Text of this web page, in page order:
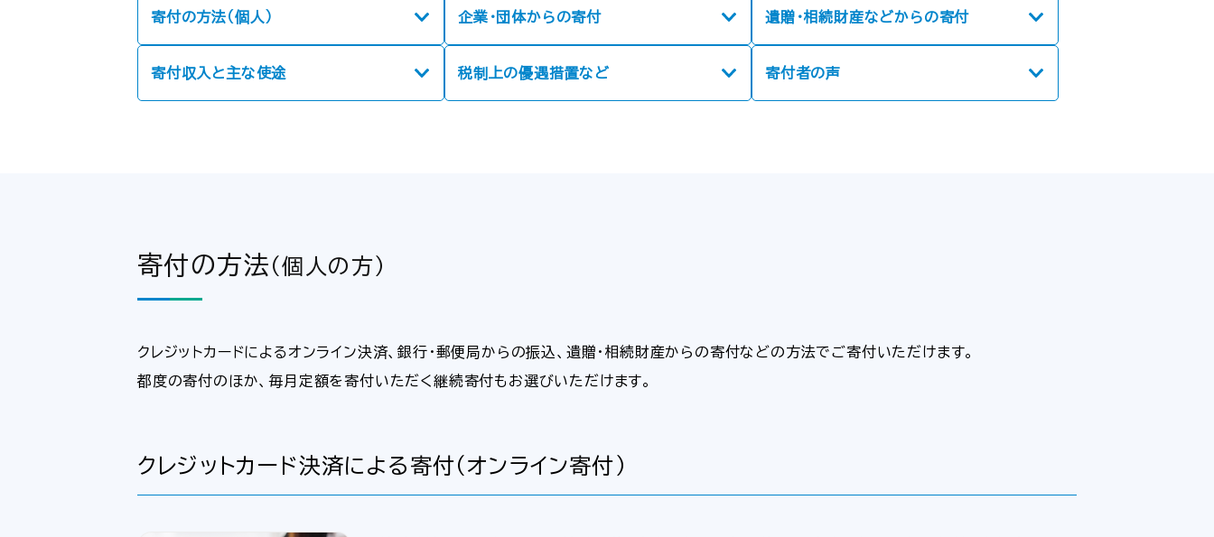
寄付の方法（個人） 企業・団体からの寄付 遺贈・相続財産などからの寄付
寄付収入と主な使途 税制上の優遇措置など 寄付者の声
寄付の方法 （個人の方）
クレジットカードによるオンライン決済、銀行・郵便局からの振込、遺贈・相続財産からの寄付などの方法でご寄付いただけます。
都度の寄付のほか、毎月定額を寄付いただく継続寄付もお選びいただけます。
クレジットカード決済による寄付（オンライン寄付）